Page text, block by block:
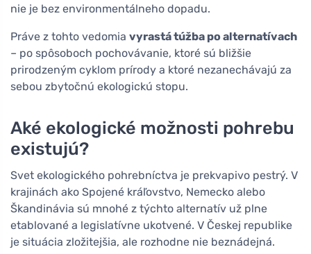
nie je bez environmentálneho dopadu.
Práve z tohto vedomia vyrastá túžba po alternatívach
– po spôsoboch pochovávanie, ktoré sú bližšie
prirodzeným cyklom prírody a ktoré nezanechávajú za
sebou zbytočnú ekologickú stopu.
Aké ekologické možnosti pohrebu
existujú?
Svet ekologického pohrebníctva je prekvapivo pestrý. V
krajinách ako Spojené kráľovstvo, Nemecko alebo
Škandinávia sú mnohé z týchto alternatív už plne
etablované a legislatívne ukotvené. V Českej republike
je situácia zložitejšia, ale rozhodne nie beznádejná.